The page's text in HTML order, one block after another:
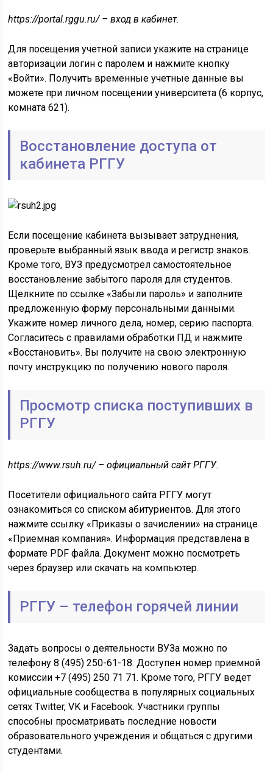
https://portal.rggu.ru/ – вход в кабинет.
Для посещения учетной записи укажите на странице
авторизации логин с паролем и нажмите кнопку
«Войти». Получить временные учетные данные вы
можете при личном посещении университета (6 корпус,
комната 621).
Восстановление доступа от
кабинета РГГУ
Если посещение кабинета вызывает затруднения,
проверьте выбранный язык ввода и регистр знаков.
Кроме того, ВУЗ предусмотрел самостоятельное
восстановление забытого пароля для студентов.
Щелкните по ссылке «Забыли пароль» и заполните
предложенную форму персональными данными.
Укажите номер личного дела, номер, серию паспорта.
Согласитесь с правилами обработки ПД и нажмите
«Восстановить». Вы получите на свою электронную
почту инструкцию по получению нового пароля.
Просмотр списка поступивших в
РГГУ
https://www.rsuh.ru/ – официальный сайт РГГУ.
Посетители официального сайта РГГУ могут
ознакомиться со списком абитуриентов. Для этого
нажмите ссылку «Приказы о зачислении» на странице
«Приемная компания». Информация представлена в
формате PDF файла. Документ можно посмотреть
через браузер или скачать на компьютер.
РГГУ – телефон горячей линии
Задать вопросы о деятельности ВУЗа можно по
телефону 8 (495) 250-61-18. Доступен номер приемной
комиссии +7 (495) 250 71 71. Кроме того, РГГУ ведет
официальные сообщества в популярных социальных
сетях Twitter, VK и Facebook. Участники группы
способны просматривать последние новости
образовательного учреждения и общаться с другими
студентами.